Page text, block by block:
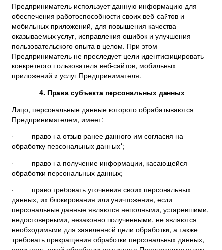
Предприниматель использует данную информацию для
обеспечения работоспособности своих веб-сайтов и
мобильных приложений, для повышения качества
оказываемых услуг, исправления ошибок и улучшения
пользовательского опыта в целом. При этом
Предприниматель не преследует цели идентифицировать
конкретного пользователя веб-сайтов, мобильных
приложений и услуг Предпринимателя.
4. Права субъекта персональных данных
Лицо, персональные данные которого обрабатываются
Предпринимателем, имеет:
· право на отзыв ранее данного им согласия на
обработку персональных данных*;
· право на получение информации, касающейся
обработки персональных данных;
· право требовать уточнения своих персональных
данных, их блокирования или уничтожения, если
персональные данные являются неполными, устаревшими,
недостоверными, незаконно полученными, не являются
необходимыми для заявленной цели обработки, а также
требовать прекращения обработки персональных данных,